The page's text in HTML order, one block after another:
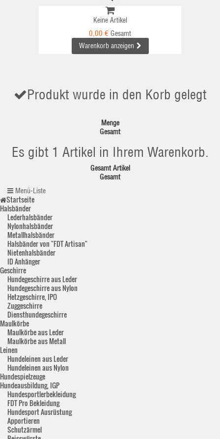
Keine Artikel
0,00 € Gesamt
Warenkorb anzeigen
Produkt wurde in den Korb gelegt
Menge
Gesamt
Es gibt 1 Artikel in Ihrem Warenkorb.
Gesamt Artikel
Gesamt
Menü-Liste
Startseite
Halsbänder
Lederhalsbänder
Nylonhalsbänder
Metallhalsbänder
Halsbänder von "FDT Artisan"
Nietenhalsbänder
ID Anhänger
Geschirre
Hundegeschirre aus Leder
Hundegeschirre aus Nylon
Hetzgeschirre, IPO
Zuggeschirre
Diensthundegeschirre
Maulkörbe
Maulkörbe aus Leder
Maulkörbe aus Metall
Leinen
Hundeleinen aus Leder
Hundeleinen aus Nylon
Hundespielzeuge
Hundeausbildung, IGP
Hundesportlerbekleidung
FDT Pro Bekleidung
Hundesport Ausrüstung
Apportieren
Schutzärmel